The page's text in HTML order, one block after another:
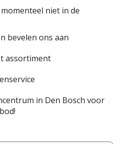
niet in de
bevelen ons aan
assortiment
in Den Bosch voor